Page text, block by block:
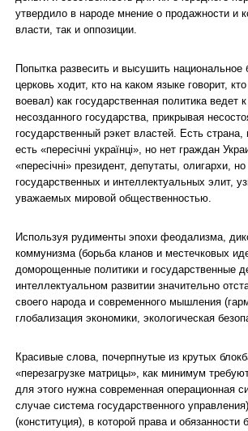
утвердило в народе мнение о продажности и
власти, так и оппозиции.
Попытка развесить и высушить национальное
церковь ходит, кто на каком языке говорит,
воевал) как государственная политика ведет
несозданного государства, прикрывая
государственный рэкет властей. Есть страна,
есть «пересічні українці», но нет граждан
«пересічні» президент, депутаты, олигархи,
государственных и интеллектуальных элит,
уважаемых мировой общественностью.
Используя рудименты эпохи феодализма,
коммунизма (борьба кланов и местечковых
доморощенные политики и государственные
интеллектуальном развитии значительно
своего народа и современного мышления
глобализация экономики, экологическая
Красивые слова, почерпнутые из крутых
«перезагрузке матрицы», как минимум
для этого нужна современная операционная
случае система государственного
(конституция), в которой права и обязанности